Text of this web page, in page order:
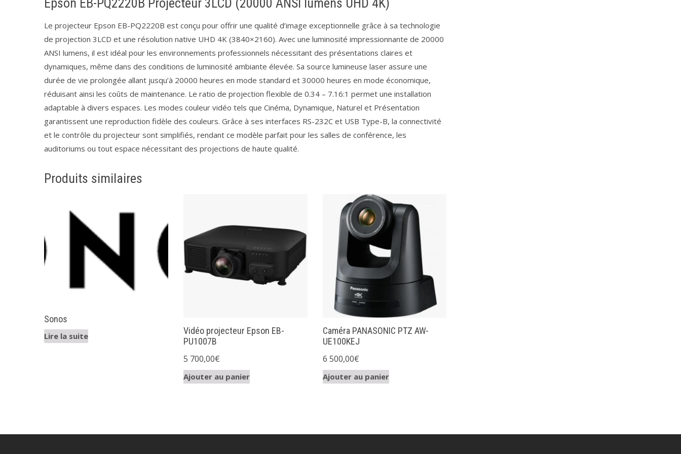
Le projecteur Epson EB-PQ2220B est conçu pour offrir une qualité d’image exceptionnelle grâce à sa technologie
de projection 3LCD et une résolution native UHD 4K (3840×2160). Avec une luminosité impressionnante de 20000
ANSI lumens, il est idéal pour les environnements professionnels nécessitant des présentations claires et
dynamiques, même dans des conditions de luminosité ambiante élevée. Sa source lumineuse laser assure une
durée de vie prolongée allant jusqu’à 20000 heures en mode standard et 30000 heures en mode économique,
réduisant ainsi les coûts de maintenance. Le ratio de projection flexible de 0.34 – 7.16:1 permet une installation
adaptable à divers espaces. Les modes couleur vidéo tels que Cinéma, Dynamique, Naturel et Présentation
garantissent une reproduction fidèle des couleurs. Grâce à ses interfaces RS-232C et USB Type-B, la connectivité
et le contrôle du projecteur sont simplifiés, rendant ce modèle parfait pour les salles de conférence, les
auditoriums ou tout espace nécessitant des projections de haute qualité.
Produits similaires
Sonos
Lire la suite
Vidéo projecteur Epson EB-
PU1007B
5 700,00€
Ajouter au panier
Caméra PANASONIC PTZ AW-
UE100KEJ
6 500,00€
Ajouter au panier